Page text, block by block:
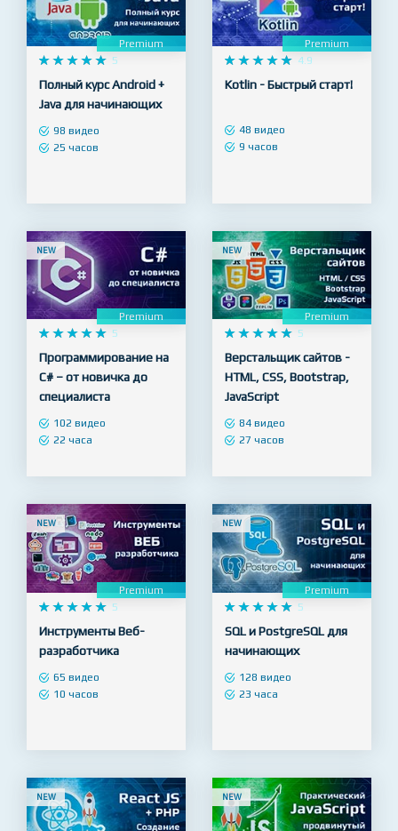
Premium
    
     5
Полный курс Android +
Java для начинающих
98 видео
25 часов
Premium
    
     4.9
Kotlin - Быстрый старт!
48 видео
9 часов
NEW
Premium
    
     5
Программирование на
C# – от новичка до
специалиста
102 видео
22 часа
NEW
Premium
    
     5
Верстальщик сайтов -
HTML, CSS, Bootstrap,
JavaScript
84 видео
27 часов
NEW
Premium
    
     5
Инструменты Веб-
разработчика
65 видео
10 часов
NEW
Premium
    
     5
SQL и PostgreSQL для
начинающих
128 видео
23 часа
NEW NEW